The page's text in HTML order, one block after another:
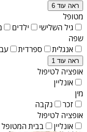
ראה עוד 6
מטופל
גיל השלישי
ילדים
שפה
אנגלית
ספרדית
ראה עוד 1
אופציה לטיפול
אונליין
מין
זכר
נקבה
אופציה לטיפול
אונליין
בבית המטופל